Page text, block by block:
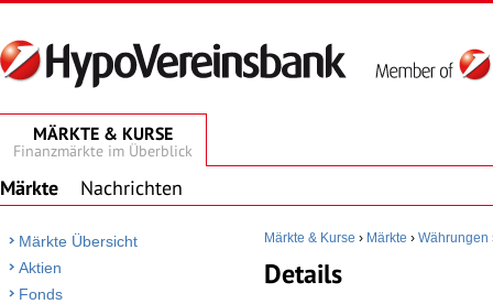
MÄRKTE & KURSE
Finanzmärkte im Überblick
Märkte Nachrichten
Märkte Übersicht
Aktien
Fonds
Märkte & Kurse › Märkte › Währungen
Details